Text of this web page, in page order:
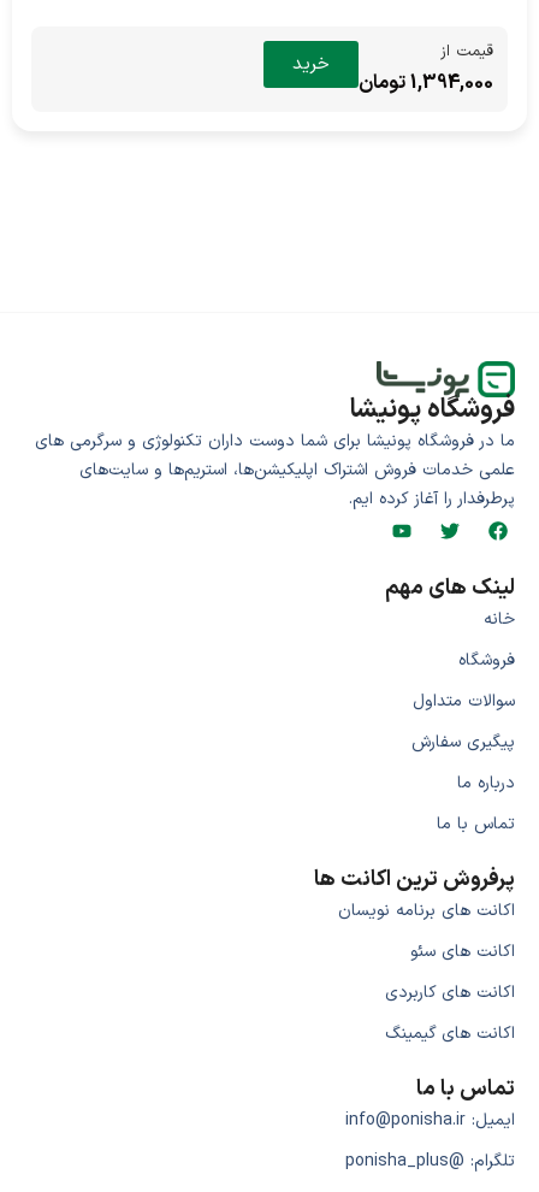
قیمت از
1,394,000 تومان
خرید
فروشگاه پونیشا
ما در فروشگاه پونیشا برای شما دوست داران تکنولوژی و سرگرمی های
علمی خدمات فروش اشتراک اپلیکیشن‌ها، استریم‌ها و سایت‌های
پرطرفدار را آغاز کرده ایم.
لینک های مهم
خانه
فروشگاه
سوالات متداول
پیگیری سفارش
درباره ما
تماس با ما
پرفروش ترین اکانت ها
اکانت های برنامه نویسان
اکانت های سئو
اکانت های کاربردی
اکانت های گیمینگ
تماس با ما
ایمیل: info@ponisha.ir
تلگرام: @ponisha_plus